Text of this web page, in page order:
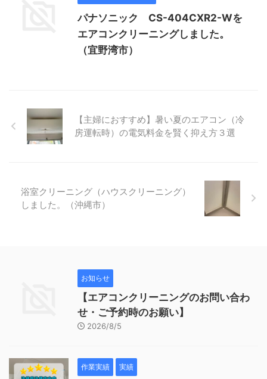
パナソニック CS-404CXR2-Wを
エアコンクリーニングしました。
（宜野湾市）
【主婦におすすめ】暑い夏のエアコン（冷
房運転時）の電気料金を賢く抑え方３選
浴室クリーニング（ハウスクリーニング）
しました。（沖縄市）
お知らせ
【エアコンクリーニングのお問い合わ
せ・ご予約時のお願い】
2026/8/5
作業実績 実績